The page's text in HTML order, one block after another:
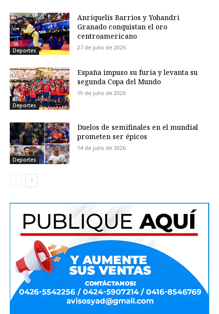
Deportes
Anriquelis Barrios y Yohandri
Granado conquistan el oro
centroamericano
27 de julio de 2026
Deportes
España impuso su furia y levanta su
segunda Copa del Mundo
19 de julio de 2026
Deportes
Duelos de semifinales en el mundial
prometen ser épicos
14 de julio de 2026